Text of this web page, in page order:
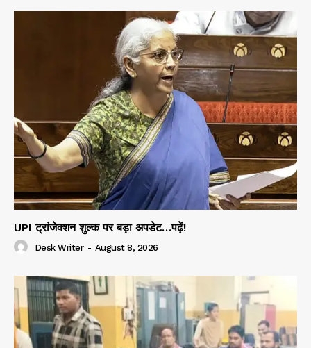
UPI ट्रांजेक्शन शुल्क पर बड़ा अपडेट…पढ़ें!
Desk Writer - August 8, 2026